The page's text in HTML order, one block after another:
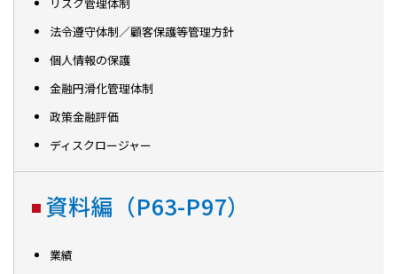
リスク管理体制
法令遵守体制／顧客保護等管理方針
個人情報の保護
金融円滑化管理体制
政策金融評価
ディスクロージャー
資料編（P63-P97）
業績